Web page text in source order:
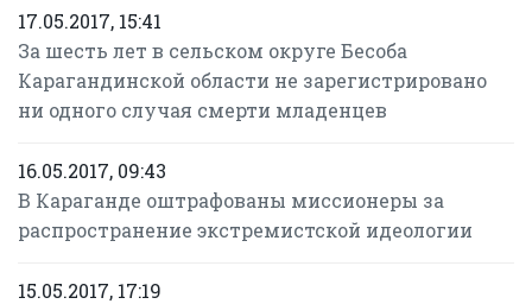
17.05.2017, 15:41
За шесть лет в сельском округе Бесоба
Карагандинской области не зарегистрировано
ни одного случая смерти младенцев
16.05.2017, 09:43
В Караганде оштрафованы миссионеры за
распространение экстремистской идеологии
15.05.2017, 17:19